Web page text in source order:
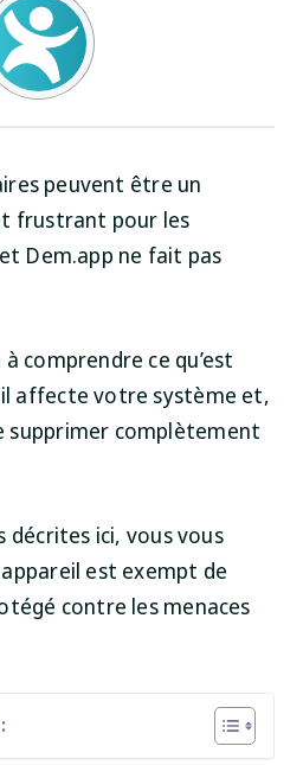
peuvent être un
frustrant pour les
Dem.app ne fait pas
comprendre ce qu’est
affecte votre système et,
complètement
décrites ici, vous vous
est exempt de
contre les menaces